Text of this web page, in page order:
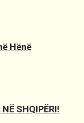
Hënë
SHQIPËRI!